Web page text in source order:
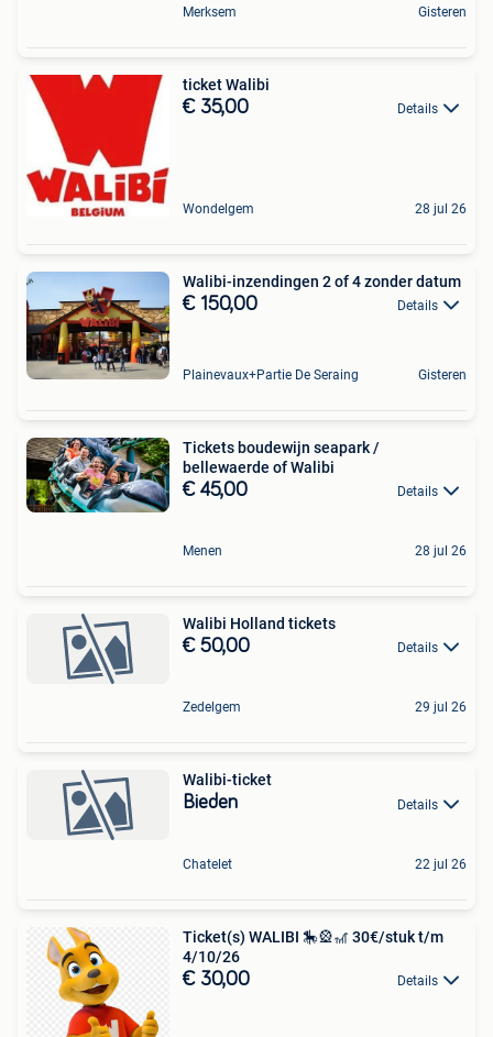
Merksem Gisteren
ticket Walibi
€ 35,00 Details
Wondelgem 28 jul 26
Walibi-inzendingen 2 of 4 zonder datum
€ 150,00 Details
Plainevaux+Partie De Seraing Gisteren
Tickets boudewijn seapark /
bellewaerde of Walibi
€ 45,00 Details
Menen 28 jul 26
Walibi Holland tickets
€ 50,00 Details
Zedelgem 29 jul 26
Walibi-ticket
Bieden Details
Chatelet 22 jul 26
Ticket(s) WALIBI 🎠🎡🎢 30€/stuk t/m
4/10/26
€ 30,00 Details